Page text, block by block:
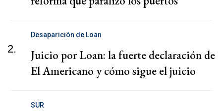
2.
Desaparición de Loan
Juicio por Loan: la fuerte declaración de
El Americano y cómo sigue el juicio
SUR